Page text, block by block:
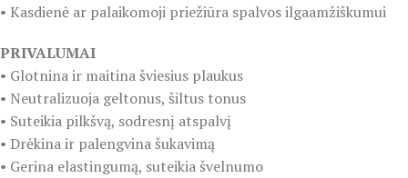
• Kasdienė ar palaikomoji priežiūra spalvos ilgaamžiškumui
PRIVALUMAI
• Glotnina ir maitina šviesius plaukus
• Neutralizuoja geltonus, šiltus tonus
• Suteikia pilkšvą, sodresnį atspalvį
• Drėkina ir palengvina šukavimą
• Gerina elastingumą, suteikia švelnumo